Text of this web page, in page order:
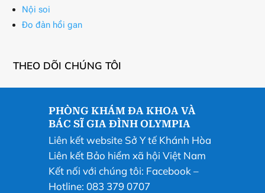
Nội soi
Đo đàn hồi gan
THEO DÕI CHÚNG TÔI
PHÒNG KHÁM ĐA KHOA VÀ
BÁC SĨ GIA ĐÌNH OLYMPIA
Liên kết website Sở Y tế Khánh Hòa
Liên kết Bảo hiểm xã hội Việt Nam
Kết nối với chúng tôi: Facebook –
Hotline: 083 379 0707